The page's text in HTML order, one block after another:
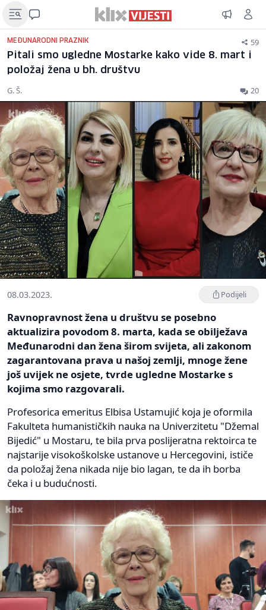
MEĐUNARODNI PRAZNIK 59
Pitali smo ugledne Mostarke kako vide 8. mart i
položaj žena u bh. društvu
G. Š. 20
08.03.2023. Podijeli
Ravnopravnost žena u društvu se posebno
aktualizira povodom 8. marta, kada se obilježava
Međunarodni dan žena širom svijeta, ali zakonom
zagarantovana prava u našoj zemlji, mnoge žene
još uvijek ne osjete, tvrde ugledne Mostarke s
kojima smo razgovarali.
Profesorica emeritus Elbisa Ustamujić koja je oformila
Fakulteta humanističkih nauka na Univerzitetu "Džemal
Bijedić" u Mostaru, te bila prva poslijeratna rektoirca te
najstarije visokoškolske ustanove u Hercegovini, ističe
da položaj žena nikada nije bio lagan, te da ih borba
čeka i u budućnosti.